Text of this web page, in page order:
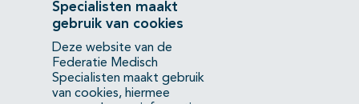
Contact
Mercatorlaan 1200
3528 BL Utrecht
(088) 505 34 34
Specialisten maakt
gebruik van cookies
Deze website van de
Federatie Medisch
Specialisten maakt gebruik
van cookies, hiermee